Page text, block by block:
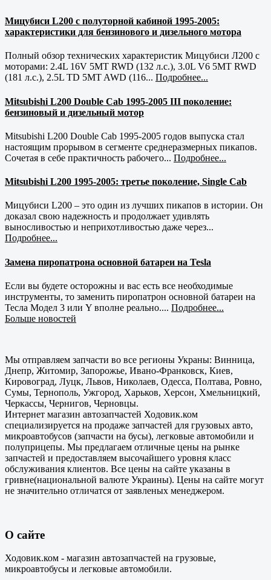
Мицубиси L200 с полуторной кабиной 1995-2005:
характеристики для бензинового и дизельного мотора
Полный обзор технических характеристик Мицубиси Л200 с
моторами: 2.4L 16V 5MT RWD (132 л.с.), 3.0L V6 5MT RWD
(181 л.с.), 2.5L TD 5MT AWD (116... Подробнее...
Mitsubishi L200 Double Cab 1995-2005 III поколение:
бензиновый и дизельный мотор
Mitsubishi L200 Double Cab 1995-2005 годов выпуска стал
настоящим прорывом в сегменте среднеразмерных пикапов.
Сочетая в себе практичность рабочего... Подробнее...
Mitsubishi L200 1995-2005: третье поколение, Single Cab
Мицубиси L200 – это один из лучших пикапов в истории. Он
доказал свою надежность и продолжает удивлять
выносливостью и неприхотливостью даже через...
Подробнее...
Замена пиропатрона основной батареи на Tesla
Если вы будете осторожны и вас есть все необходимые
инструменты, то заменить пиропатрон основной батареи на
Тесла Модел 3 или Y вполне реально.... Подробнее...
Больше новостей
Мы отправляем запчасти во все регионы Украны: Винница,
Днепр, Житомир, Запорожье, Ивано-Франковск, Киев,
Кировоград, Луцк, Львов, Николаев, Одесса, Полтава, Ровно,
Сумы, Тернополь, Ужгород, Харьков, Херсон, Хмельницкий,
Черкассы, Чернигов, Черновцы.
Интернет магазин автозапчастей Ходовик.ком
специализируется на продаже запчастей для грузовых авто,
микроавтобусов (запчасти на бусы), легковые автомобили и
полуприцепы. Мы предлагаем отличные цены на рынке
запчастей и предоставляем высочайшего уровня класс
обслуживания клиентов. Все цены на сайте указаны в
гривне(национальной валюте Украины). Цены на сайте могут
не значительно отличатся от заявленых менеджером.
О сайте
Ходовик.ком - магазин автозапчастей на грузовые,
микроавтобусы и легковые автомобили.